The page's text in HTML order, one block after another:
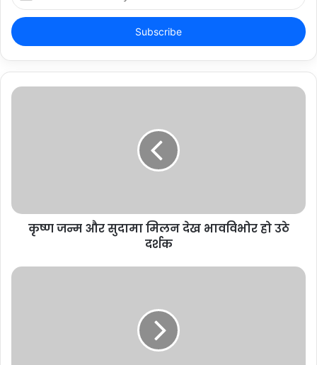
your
Email
address
कृष्ण जन्म और सुदामा मिलन देख भावविभोर हो उठे
दर्शक